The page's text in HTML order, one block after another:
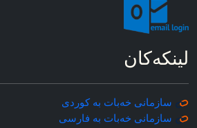
لینکه‌کان
سازمانی خه‌بات به کوردی
سازمانی خه‌بات به فارسی